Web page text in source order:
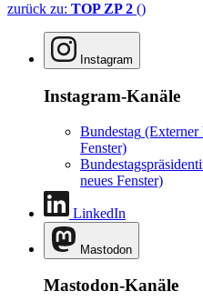
zurück zu: TOP ZP 2 ()
Instagram
Instagram-Kanäle
Bundestag
Fenster)
neues Fenster)
LinkedIn
Mastodon
Mastodon-Kanäle